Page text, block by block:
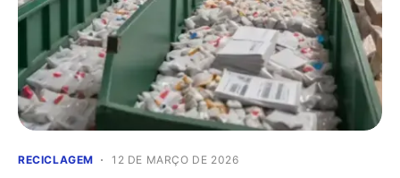
RECICLAGEM 12 DE MARÇO DE 2026